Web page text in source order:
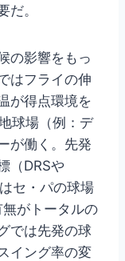
だ。
の影響をもっ
はフライの伸
が得点環境を
球場（例：デ
が働く。先発
（DRSや
セ・パの球場
がトータルの
では先発の球
イング率の変